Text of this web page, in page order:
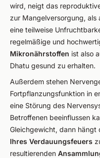
wird, neigt das
zur Mangelversorgung, als
eine teilweise
regelmäßige und
Mikronährstoffen ist also
Dhatu gesund zu erhalten.
Außerdem stehen
Fortpflanzungsfunktion in
eine Störung des
Betroffenen beeinflussen
Gleichgewicht, dann hängt
Ihres Verdauungsfeuers
resultierenden